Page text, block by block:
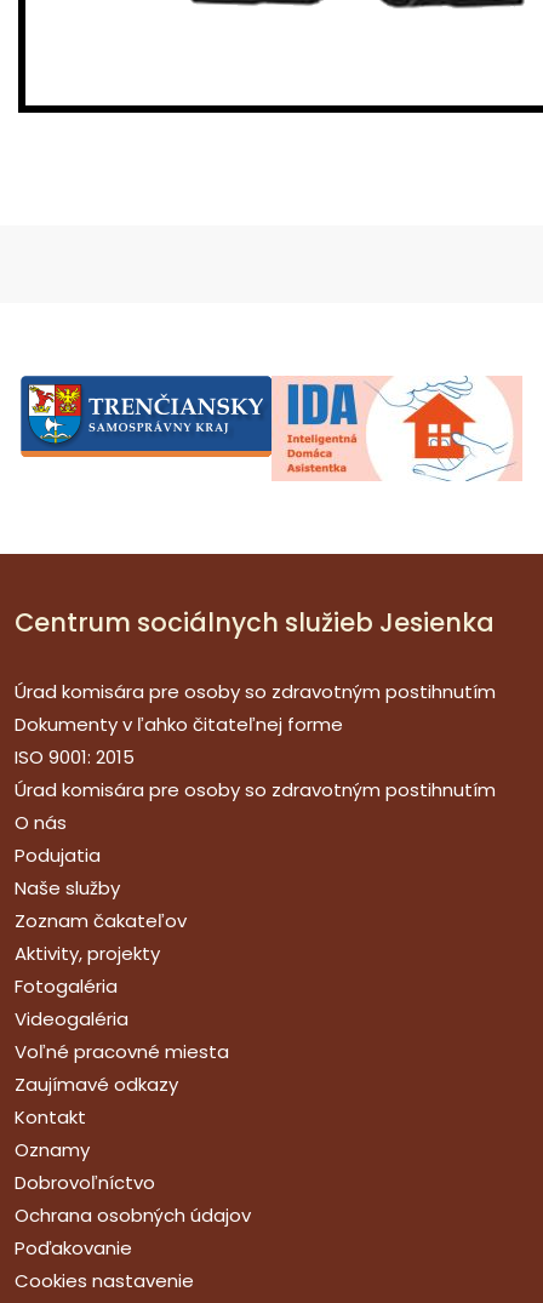
Centrum sociálnych služieb Jesienka
Úrad komisára pre osoby so zdravotným postihnutím
Dokumenty v ľahko čitateľnej forme
ISO 9001: 2015
Úrad komisára pre osoby so zdravotným postihnutím
O nás
Podujatia
Naše služby
Zoznam čakateľov
Aktivity, projekty
Fotogaléria
Videogaléria
Voľné pracovné miesta
Zaujímavé odkazy
Kontakt
Oznamy
Dobrovoľníctvo
Ochrana osobných údajov
Poďakovanie
Cookies nastavenie